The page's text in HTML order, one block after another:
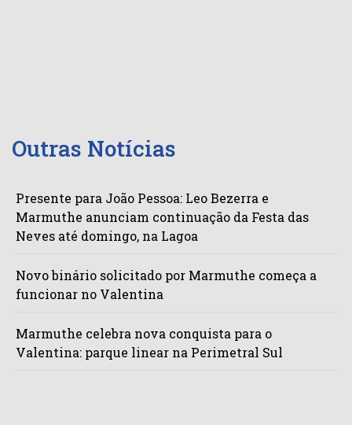
Outras Notícias
Presente para João Pessoa: Leo Bezerra e
Marmuthe anunciam continuação da Festa das
Neves até domingo, na Lagoa
Novo binário solicitado por Marmuthe começa a
funcionar no Valentina
Marmuthe celebra nova conquista para o
Valentina: parque linear na Perimetral Sul